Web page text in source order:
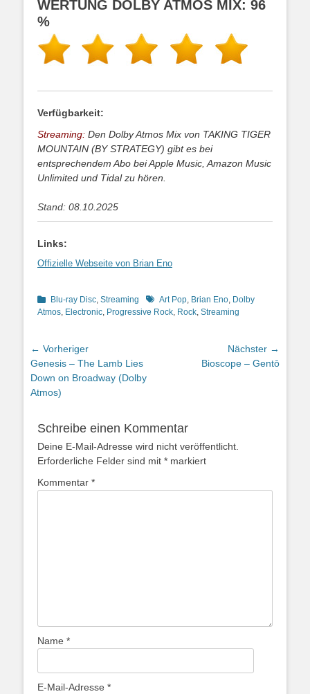
WERTUNG DOLBY ATMOS MIX: 96
%
Verfügbarkeit:
Streaming: Den Dolby Atmos Mix von TAKING TIGER
MOUNTAIN (BY STRATEGY) gibt es bei
entsprechendem Abo bei Apple Music, Amazon Music
Unlimited und Tidal zu hören.
Stand: 08.10.2025
Links:
Offizielle Webseite von Brian Eno
Kategorien
Blu-ray Disc, Streaming Schlagworte
Art Pop, Brian Eno, Dolby
Atmos, Electronic, Progressive Rock, Rock, Streaming
Beitragsnavigation
← Vorheriger
Vorheriger
Beitrag:
Genesis – The Lamb Lies
Down on Broadway (Dolby
Atmos)
Nächster →
Bioscope – Gentō
Schreibe einen Kommentar
Deine E-Mail-Adresse wird nicht veröffentlicht.
Erforderliche Felder sind mit * markiert
Kommentar *
Name *
E-Mail-Adresse *